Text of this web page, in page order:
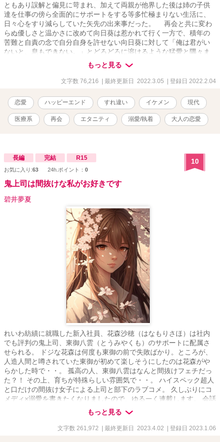
ともあり誤解と偏見に苛まれ、加えて両親が他界した後は姉の子供
達を仕事の傍ら全面的にサポートをする等多忙極まりない生活に、
日々心をすり減らしていた矢先の出来事だった。 再会と共に変わ
らぬ優しさと温かさに改めて向日葵は惹かれて行く一方で、積年の
苦難と自責の念で自分自身を許せない向日葵に対して「俺は君がい
ないと、息もできない。」とどろどろに溶けるような猛愛と隅々ま
で体を知り尽くした元恋人からの痺れる快楽に翻弄され……。 三
年の月日を得て止まっていた歯車が動き出し、二人の物語が進んで
いく。 ★３/５に完結致します！それまで２/２２～３/５まで毎日２
(なるべく分かりやすく記載しましたが、不明点や改善点あれば是非)
★養子縁組制度が出てきます。 表紙のイラストは神友人様からで
す。感謝感謝です！御本人から掲載許可済み。
もっと見る
文字数 76,216 | 最終更新日 2022.3.05 | 登録日 2022.2.04
恋愛 ハッピーエンド すれ違い イケメン 現代
医療系 再会 エタニティ 溺愛/執着 大人の恋愛
長編 完結 R15
お気に入り:63 24h.ポイント： 0
10
鬼上司は間抜けな私がお好きです
碧井夢夏
れいわ紡績に就職した新入社員、花森沙穂（はなもりさほ）は社内
でも評判の鬼上司、東御八雲（とうみやくも）のサポートに配属さ
せられる。 ドジな花森は何度も東御の前で失敗ばかり。ところが、
人造人間と噂されていた東御が初めて楽しそうにしたのは花森がや
らかした時で・・。 孤高の人、東御八雲はなんと間抜けフェチだっ
た？！ その上、育ちが特殊らしい雰囲気で・・。 ハイスペック超人
と口だけの間抜け女子による上司と部下のラブコメ。 久しぶりにコ
メディ×溺愛を書きたくなりましたので、ゆるーく連載します。 会話
劇ベースに、コミカル、ときどき、たっぷりと甘く深い愛のお話。
「めちゃコミック恋愛漫画原作賞」優秀作品に選んでいただきまし
た。 ※大人ラブです。R15相当。 表紙画像はMidjourneyで生成しま
もっと見る
文字数 261,972 | 最終更新日 2023.4.02 | 登録日 2023.1.06